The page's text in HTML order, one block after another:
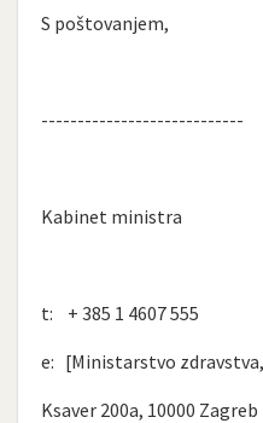
S poštovanjem,
----------------------------
Kabinet ministra
t: + 385 1 4607 555
e: [Ministarstvo
Ksaver 200a, 10000 Zagreb